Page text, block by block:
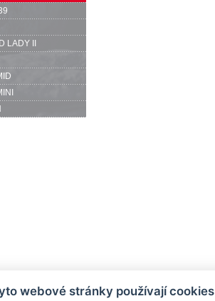
LADY II
webové stránky používají cookies